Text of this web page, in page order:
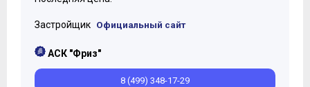
Застройщик Официальный сайт
АСК "Фриз"
8 (499) 348-17-29